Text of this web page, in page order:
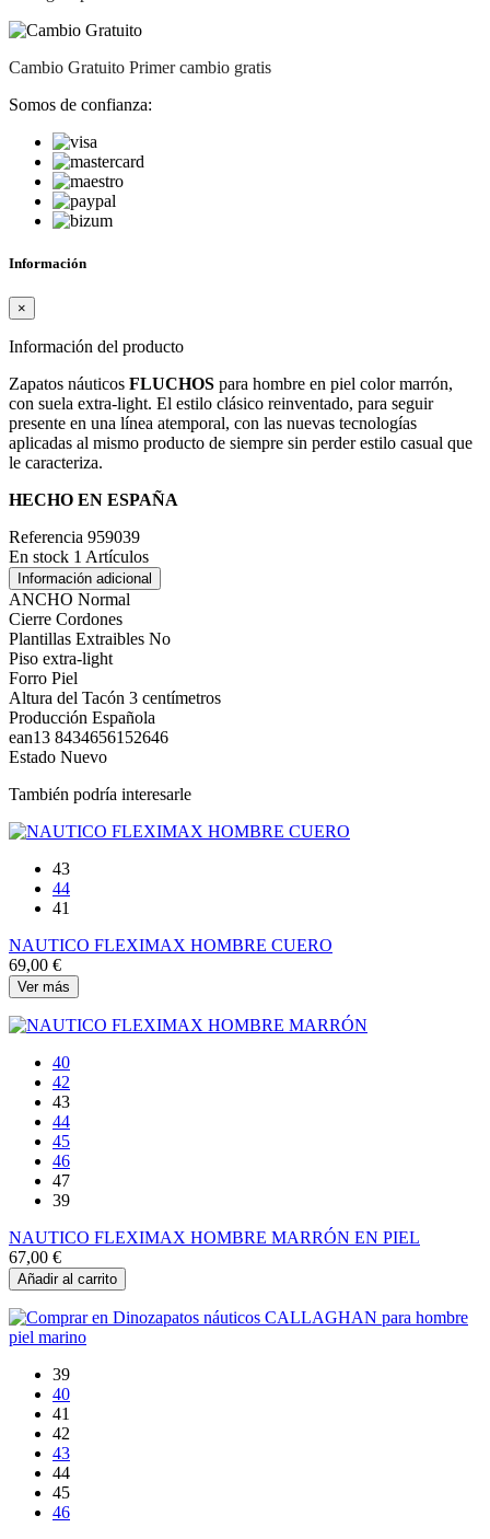
Cambio Gratuito Primer cambio gratis
Somos de confianza:
Información
×
Información del producto
Zapatos náuticos FLUCHOS para hombre en piel color marrón,
con suela extra-light. El estilo clásico reinventado, para seguir
presente en una línea atemporal, con las nuevas tecnologías
aplicadas al mismo producto de siempre sin perder estilo casual que
le caracteriza.
HECHO EN ESPAÑA
Referencia 959039
En stock 1 Artículos
Información adicional
ANCHO Normal
Cierre Cordones
Plantillas Extraibles No
Piso extra-light
Forro Piel
Altura del Tacón 3 centímetros
Producción Española
ean13 8434656152646
Estado Nuevo
También podría interesarle
43
44
41
NAUTICO FLEXIMAX HOMBRE CUERO
69,00 €
Ver más
40
42
43
44
45
46
47
39
NAUTICO FLEXIMAX HOMBRE MARRÓN EN PIEL
67,00 €
Añadir al carrito
39
40
41
42
43
44
45
46